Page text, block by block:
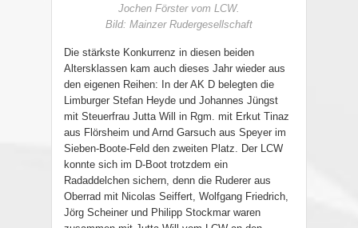
Jochen Förster vom LCW.
Bild: Mainzer Rudergesellschaft
Die stärkste Konkurrenz in diesen beiden
Altersklassen kam auch dieses Jahr wieder aus
den eigenen Reihen: In der AK D belegten die
Limburger Stefan Heyde und Johannes Jüngst
mit Steuerfrau Jutta Will in Rgm. mit Erkut Tinaz
aus Flörsheim und Arnd Garsuch aus Speyer im
Sieben-Boote-Feld den zweiten Platz. Der LCW
konnte sich im D-Boot trotzdem ein
Radaddelchen sichern, denn die Ruderer aus
Oberrad mit Nicolas Seiffert, Wolfgang Friedrich,
Jörg Scheiner und Philipp Stockmar waren